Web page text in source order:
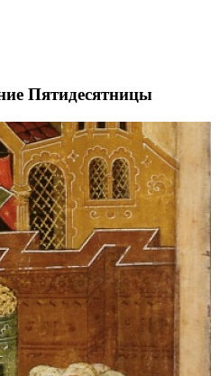
Пятидесятницы